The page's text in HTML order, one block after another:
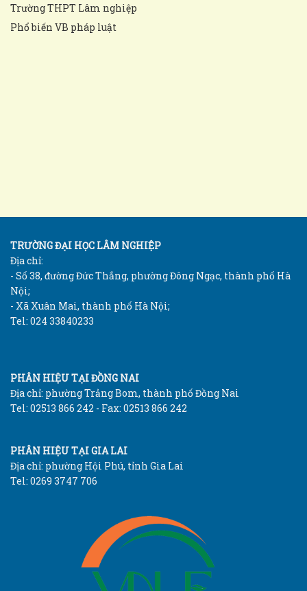
Trường THPT Lâm nghiệp
Phổ biến VB pháp luật
TRƯỜNG ĐẠI HỌC LÂM NGHIỆP
Địa chỉ:
- Số 38, đường Đức Thắng, phường Đông Ngạc, thành phố Hà
Nội;
- Xã Xuân Mai, thành phố Hà Nội;
Tel: 024 33840233
PHÂN HIỆU TẠI ĐỒNG NAI
Địa chỉ: phường Trảng Bom, thành phố Đồng Nai
Tel: 02513 866 242 - Fax: 02513 866 242
PHÂN HIỆU TẠI GIA LAI
Địa chỉ: phường Hội Phú, tỉnh Gia Lai
Tel: 0269 3747 706